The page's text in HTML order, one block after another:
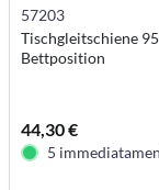
57203
Tischgleitschiene
Bettposition
44,30 €
5